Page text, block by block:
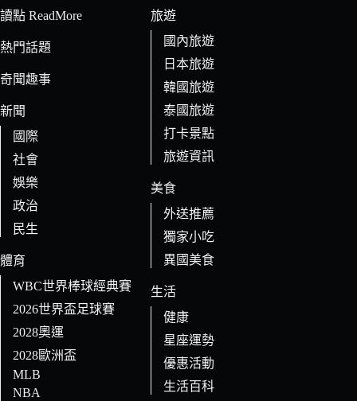
條
的
果
讀點 ReadMore
熱門話題
奇聞趣事
新聞
國際
社會
娛樂
政治
民生
體育
WBC世界棒球經典賽
2026世界盃足球賽
2028奧運
2028歐洲盃
MLB
NBA
旅遊
國內旅遊
日本旅遊
韓國旅遊
泰國旅遊
打卡景點
旅遊資訊
美食
外送推薦
獨家小吃
異國美食
生活
健康
星座運勢
優惠活動
生活百科